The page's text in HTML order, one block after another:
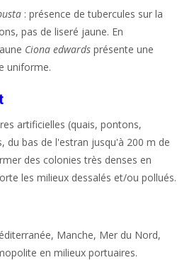
: présence de tubercules sur la
pas de liseré jaune. En
Ciona edwards présente une
uniforme.
artificielles (quais, pontons,
du bas de l'estran jusqu'à 200 m de
des colonies très denses en
les milieux dessalés et/ou pollués.
Manche, Mer du Nord,
en milieux portuaires.